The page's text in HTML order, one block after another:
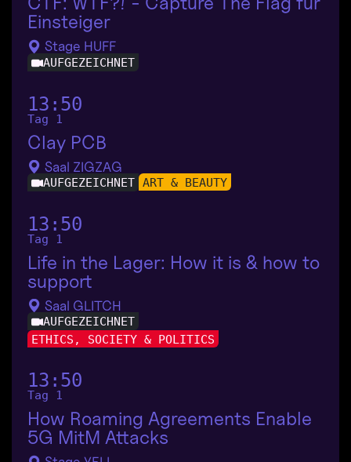
Einsteiger
Stage HUFF
AUFGEZEICHNET
13:50
Tag 1
Clay PCB
Saal ZIGZAG
AUFGEZEICHNET ART & BEAUTY
13:50
Tag 1
Life in the Lager: How it is & how to
support
Saal GLITCH
AUFGEZEICHNET
ETHICS, SOCIETY & POLITICS
13:50
Tag 1
How Roaming Agreements Enable
5G MitM Attacks